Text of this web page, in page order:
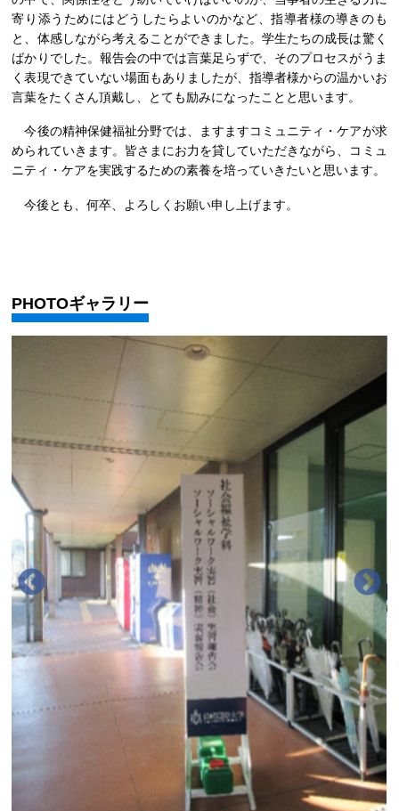
寄り添うためにはどうしたらよいのかなど、指導者様の導きのも
と、体感しながら考えることができました。学生たちの成長は驚く
ばかりでした。報告会の中では言葉足らずで、そのプロセスがうま
く表現できていない場面もありましたが、指導者様からの温かいお
言葉をたくさん頂戴し、とても励みになったことと思います。
今後の精神保健福祉分野では、ますますコミュニティ・ケアが求
められていきます。皆さまにお力を貸していただきながら、コミュ
ニティ・ケアを実践するための素養を培っていきたいと思います。
今後とも、何卒、よろしくお願い申し上げます。
PHOTOギャラリー